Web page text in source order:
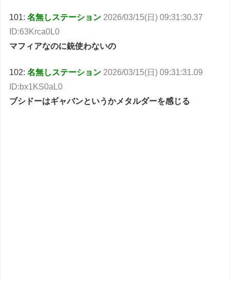
101:名無しステーション 2026/03/15(日) 09:31:30.37
ID:63Krca0L0
マフィアなのに銃使わないの
102:名無しステーション 2026/03/15(日) 09:31:31.09
ID:bx1KS0aL0
ブシドーはギャバンというかメタルダーを感じる